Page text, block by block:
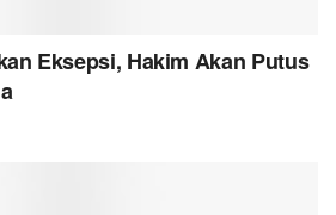
Eksepsi, Hakim Akan Putus